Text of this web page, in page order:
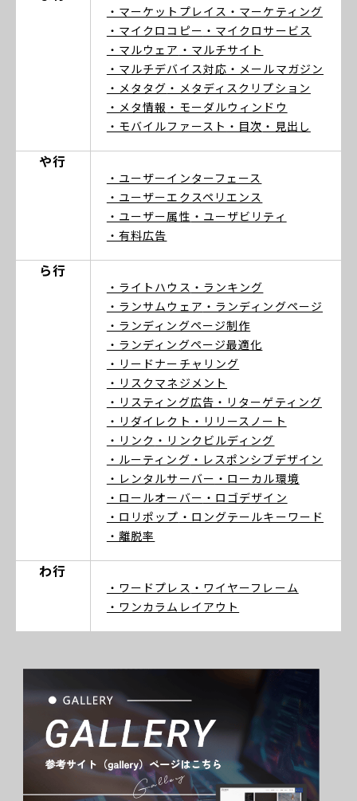
・マーケットプレイス ・マーケティング
・マイクロコピー ・マイクロサービス
・マルウェア ・マルチサイト
・マルチデバイス対応 ・メールマガジン
・メタタグ ・メタディスクリプション
・メタ情報 ・モーダルウィンドウ
・モバイルファースト ・目次 ・見出し
や行
・ユーザーインターフェース
・ユーザーエクスペリエンス
・ユーザー属性 ・ユーザビリティ
・有料広告
ら行
・ライトハウス ・ランキング
・ランサムウェア ・ランディングページ
・ランディングページ制作
・ランディングページ最適化
・リードナーチャリング
・リスクマネジメント
・リスティング広告 ・リターゲティング
・リダイレクト ・リリースノート
・リンク ・リンクビルディング
・ルーティング ・レスポンシブデザイン
・レンタルサーバー ・ローカル環境
・ロールオーバー ・ロゴデザイン
・ロリポップ ・ロングテールキーワード
・離脱率
わ行
・ワードプレス ・ワイヤーフレーム
・ワンカラムレイアウト
Gallery